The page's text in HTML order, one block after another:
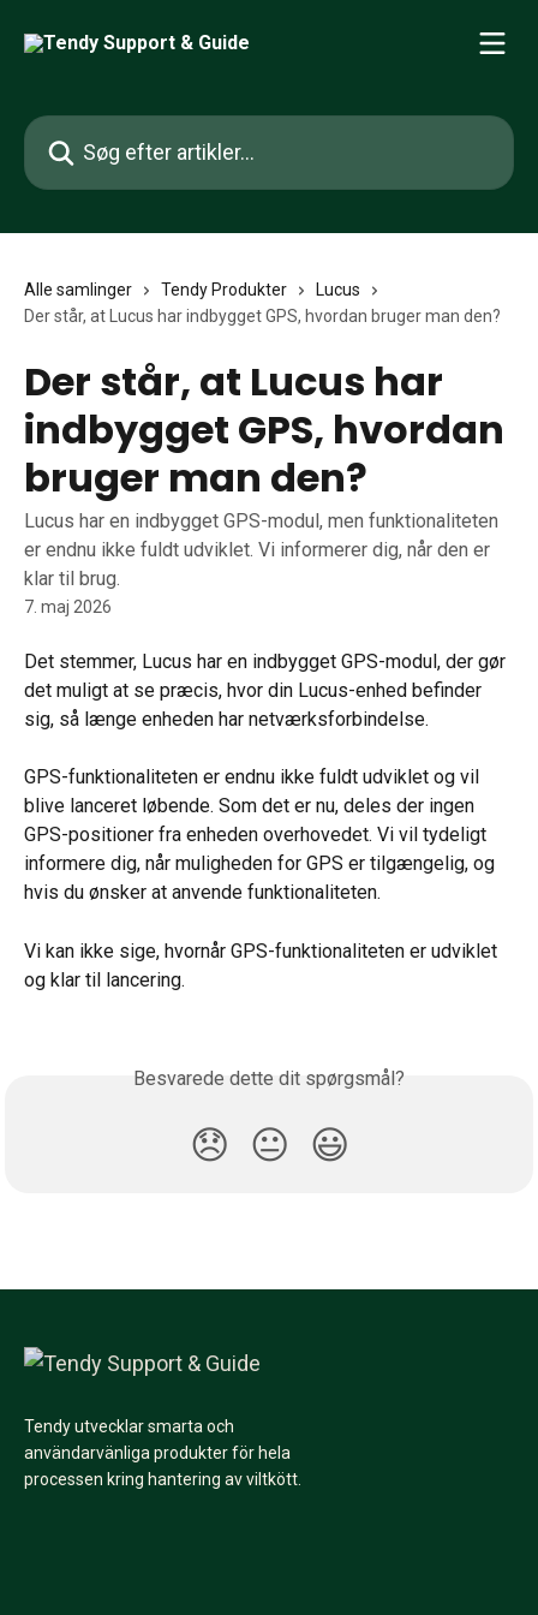
Søg efter artikler...
Alle samlinger Tendy Produkter
Lucus
Der står, at Lucus har indbygget GPS, hvordan bruger man den?
Der står, at Lucus har
indbygget GPS, hvordan
bruger man den?
Lucus har en indbygget GPS-modul, men funktionaliteten
er endnu ikke fuldt udviklet. Vi informerer dig, når den er
klar til brug.
7. maj 2026
Det stemmer, Lucus har en indbygget GPS-modul, der gør
det muligt at se præcis, hvor din Lucus-enhed befinder
sig, så længe enheden har netværksforbindelse.
GPS-funktionaliteten er endnu ikke fuldt udviklet og vil
blive lanceret løbende. Som det er nu, deles der ingen
GPS-positioner fra enheden overhovedet. Vi vil tydeligt
informere dig, når muligheden for GPS er tilgængelig, og
hvis du ønsker at anvende funktionaliteten.
Vi kan ikke sige, hvornår GPS-funktionaliteten er udviklet
og klar til lancering.
Besvarede dette dit spørgsmål?
😞 😐 😃
Tendy utvecklar smarta och
användarvänliga produkter för hela
processen kring hantering av viltkött.